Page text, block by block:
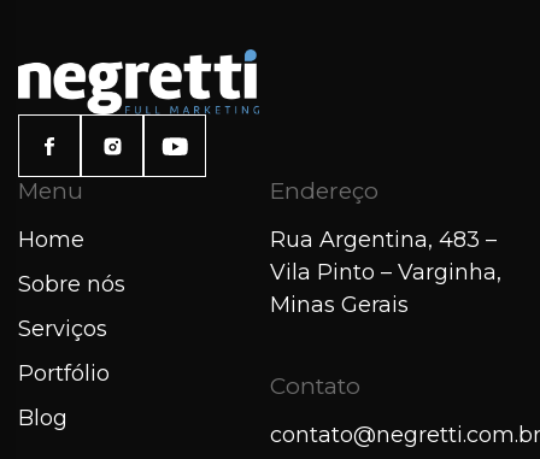
Menu
Home
Sobre nós
Serviços
Portfólio
Blog
Endereço
Rua Argentina, 483 –
Vila Pinto – Varginha,
Minas Gerais
Contato
contato@negretti.com.br